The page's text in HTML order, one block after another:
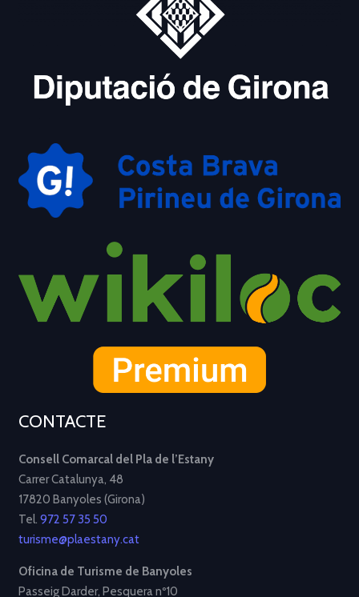
CONTACTE
Consell Comarcal del Pla de l’Estany
Carrer Catalunya, 48
17820 Banyoles (Girona)
Tel. 972 57 35 50
turisme@plaestany.cat
Oficina de Turisme de Banyoles
Passeig Darder, Pesquera nº10